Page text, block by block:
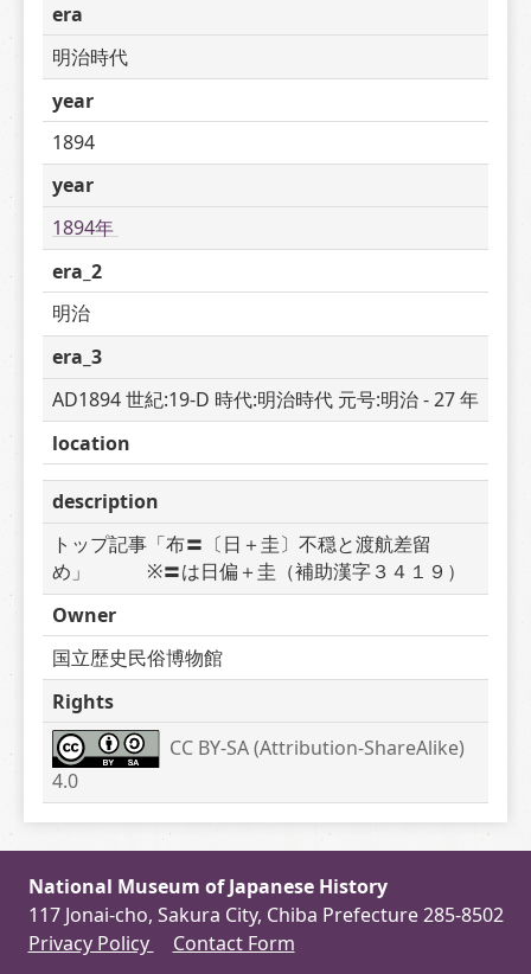
era
明治時代
year
1894
year
1894年
era_2
明治
era_3
AD1894 世紀:19-D 時代:明治時代 元号:明治 - 27 年
location
description
トップ記事「布〓〔日＋圭〕不穏と渡航差留
め」　　　※〓は日偏＋圭（補助漢字３４１９）
Owner
国立歴史民俗博物館
Rights
CC BY-SA (Attribution-ShareAlike)
4.0
National Museum of Japanese History
117 Jonai-cho, Sakura City, Chiba Prefecture 285-8502
Privacy Policy
Contact Form